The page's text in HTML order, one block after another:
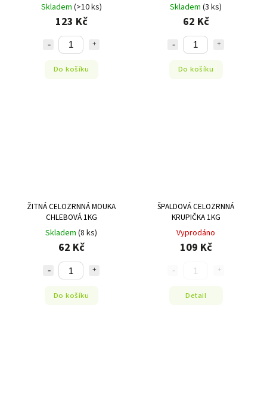
Skladem (>10 ks)
123 Kč
Do košíku
Skladem (3 ks)
62 Kč
Do košíku
ŽITNÁ CELOZRNNÁ MOUKA
CHLEBOVÁ 1KG
Skladem (8 ks)
62 Kč
Do košíku
ŠPALDOVÁ CELOZRNNÁ
KRUPIČKA 1KG
Vyprodáno
109 Kč
Detail